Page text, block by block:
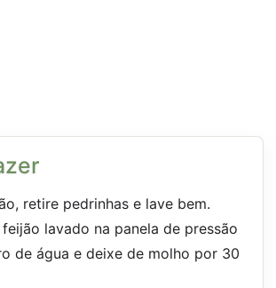
retire pedrinhas e lave bem.
lavado na panela de pressão
de água e deixe de molho por 30